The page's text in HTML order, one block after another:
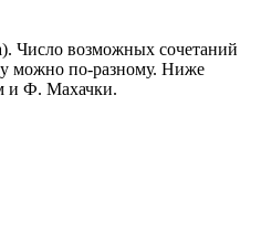
Число возможных сочетаний
можно по-разному. Ниже
и Ф. Махачки.